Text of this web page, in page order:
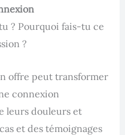
? Pourquoi fais-tu ce
?
offre peut transformer
connexion
leurs douleurs et
et des témoignages